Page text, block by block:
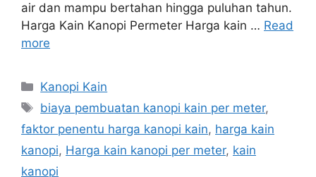
air dan mampu bertahan hingga puluhan tahun.
Harga Kain Kanopi Permeter Harga kain … Read
more
Categories
Kanopi Kain
Tags
biaya pembuatan kanopi kain per meter,
faktor penentu harga kanopi kain, harga kain
kanopi, Harga kain kanopi per meter, kain
kanopi